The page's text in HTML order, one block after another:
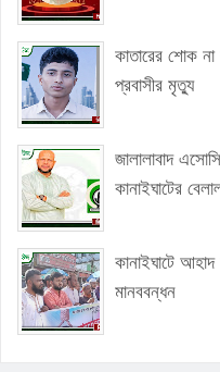
কাতারের শোক
প্রবাসীর মৃত্যু
জালালাবাদ
কানাইঘাটের
কানাইঘাটে
মানববন্ধন